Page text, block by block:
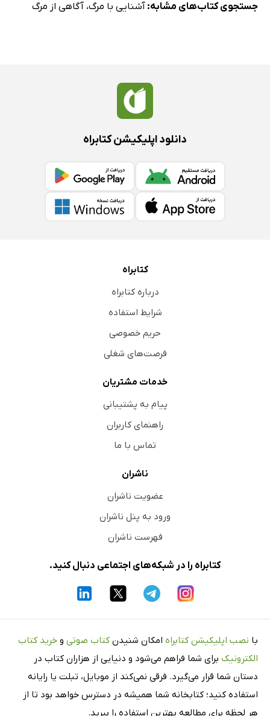
جستجوی کتاب‌های مشابه: آشنایی با مرگ، آگاهی از مرگ
دانلود اپلیکیشن کتابراه
کتابراه
درباره کتابراه
شرایط استفاده
حریم خصوصی
فرصت‌های شغلی
خدمات مشتریان
پیام به پشتیبانی
راهنمای کاربران
تماس با ما
ناشران
عضویت ناشران
ورود به پنل ناشران
فهرست ناشران
کتابراه را در شبکه‌های اجتماعی دنبال کنید.
با نصب اپلیکیشن کتابراه امکان شنیدن کتاب صوتی و خرید کتاب
الکترونیک برای شما فراهم می‌شود و دنیایی از هزاران کتاب در
دستان شما قرار می‌گیرد. فرقی نمی‌کند از موبایل، تبلت یا رایانه
استفاده کنید؛ کتابخانه شما همیشه در دسترس خواهد بود تا از
هر لحظه برای مطالعه بهترین استفاده را ببرید.